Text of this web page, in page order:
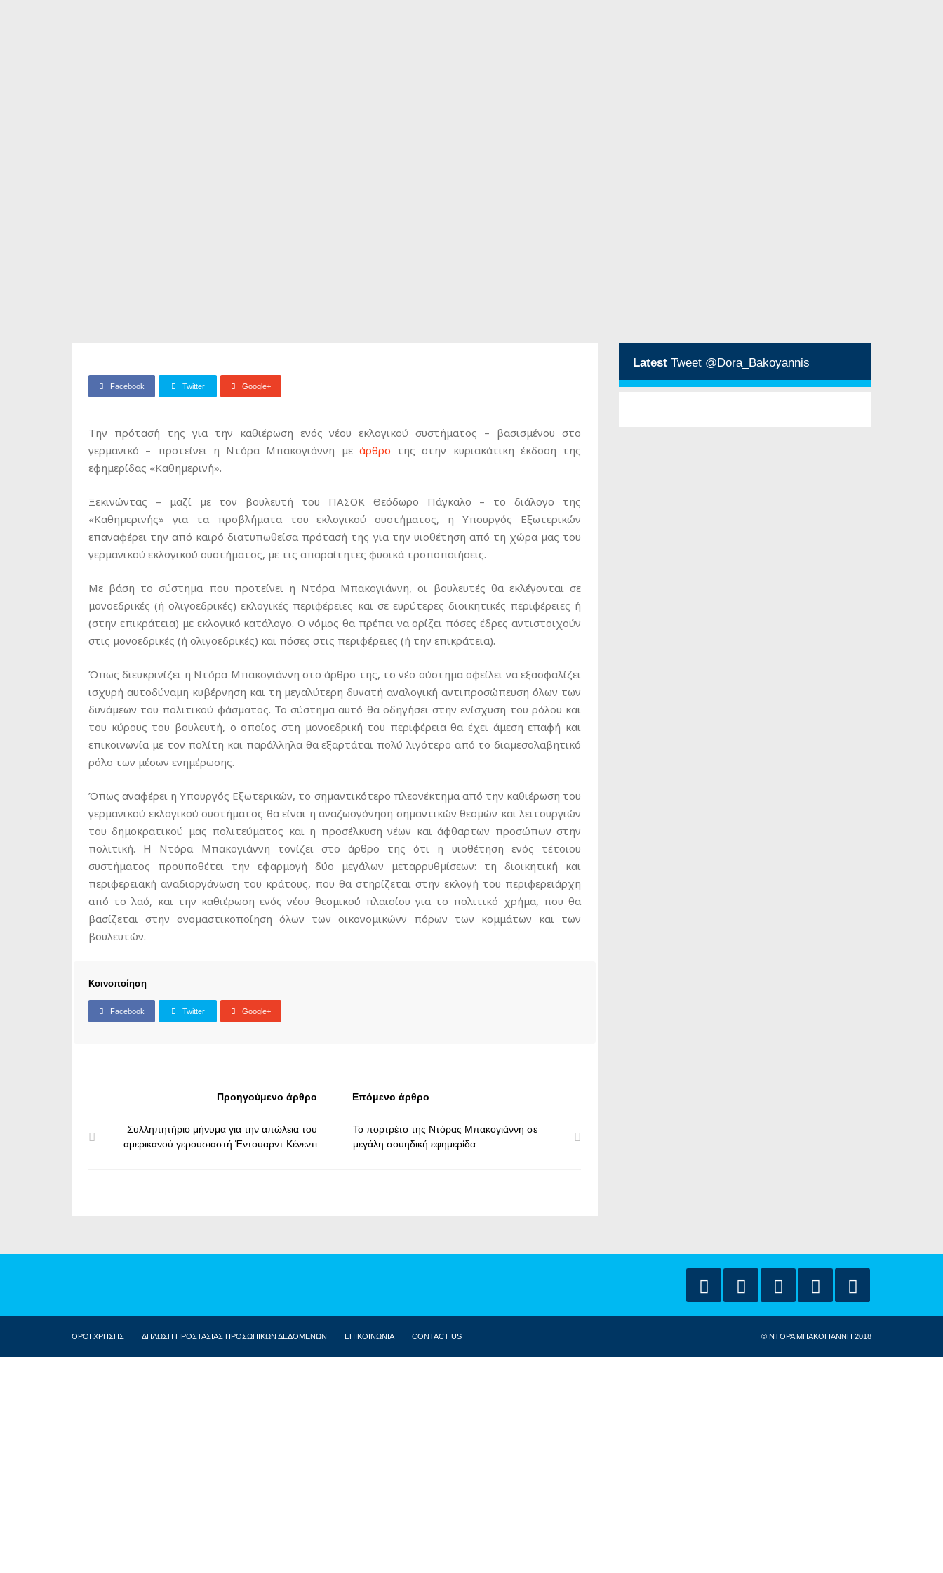
Facebook Twitter Google+
Την πρότασή της για την καθιέρωση ενός νέου εκλογικού συστήματος – βασισμένου στο
γερμανικό – προτείνει η Ντόρα Μπακογιάννη με άρθρο της στην κυριακάτικη έκδοση της
εφημερίδας «Καθημερινή».
Ξεκινώντας – μαζί με τον βουλευτή του ΠΑΣΟΚ Θεόδωρο Πάγκαλο – το διάλογο της
«Καθημερινής» για τα προβλήματα του εκλογικού συστήματος, η Υπουργός Εξωτερικών
επαναφέρει την από καιρό διατυπωθείσα πρότασή της για την υιοθέτηση από τη χώρα μας του
γερμανικού εκλογικού συστήματος, με τις απαραίτητες φυσικά τροποποιήσεις.
Με βάση το σύστημα που προτείνει η Ντόρα Μπακογιάννη, οι βουλευτές θα εκλέγονται σε
μονοεδρικές (ή ολιγοεδρικές) εκλογικές περιφέρειες και σε ευρύτερες διοικητικές περιφέρειες ή
(στην επικράτεια) με εκλογικό κατάλογο. Ο νόμος θα πρέπει να ορίζει πόσες έδρες αντιστοιχούν
στις μονοεδρικές (ή ολιγοεδρικές) και πόσες στις περιφέρειες (ή την επικράτεια).
Όπως διευκρινίζει η Ντόρα Μπακογιάννη στο άρθρο της, το νέο σύστημα οφείλει να εξασφαλίζει
ισχυρή αυτοδύναμη κυβέρνηση και τη μεγαλύτερη δυνατή αναλογική αντιπροσώπευση όλων των
δυνάμεων του πολιτικού φάσματος. Το σύστημα αυτό θα οδηγήσει στην ενίσχυση του ρόλου και
του κύρους του βουλευτή, ο οποίος στη μονοεδρική του περιφέρεια θα έχει άμεση επαφή και
επικοινωνία με τον πολίτη και παράλληλα θα εξαρτάται πολύ λιγότερο από το διαμεσολαβητικό
ρόλο των μέσων ενημέρωσης.
Όπως αναφέρει η Υπουργός Εξωτερικών, το σημαντικότερο πλεονέκτημα από την καθιέρωση του
γερμανικού εκλογικού συστήματος θα είναι η αναζωογόνηση σημαντικών θεσμών και λειτουργιών
του δημοκρατικού μας πολιτεύματος και η προσέλκυση νέων και άφθαρτων προσώπων στην
πολιτική. Η Ντόρα Μπακογιάννη τονίζει στο άρθρο της ότι η υιοθέτηση ενός τέτοιου
συστήματος προϋποθέτει την εφαρμογή δύο μεγάλων μεταρρυθμίσεων: τη διοικητική και
περιφερειακή αναδιοργάνωση του κράτους, που θα στηρίζεται στην εκλογή του περιφερειάρχη
από το λαό, και την καθιέρωση ενός νέου θεσμικού πλαισίου για το πολιτικό χρήμα, που θα
βασίζεται στην ονομαστικοποίηση όλων των οικονομικώνν πόρων των κομμάτων και των
βουλευτών.
Κοινοποίηση
Facebook Twitter Google+
Προηγούμενο άρθρο
Συλληπητήριο μήνυμα για την απώλεια του
αμερικανού γερουσιαστή Έντουαρντ Κένεντι
Επόμενο άρθρο
Το πορτρέτο της Ντόρας Μπακογιάννη σε
μεγάλη σουηδική εφημερίδα
Latest Tweet @Dora_Bakoyannis
ΟΡΟΙ ΧΡΗΣΗΣ ΔΗΛΩΣΗ ΠΡΟΣΤΑΣΙΑΣ ΠΡΟΣΩΠΙΚΩΝ ΔΕΔΟΜΕΝΩΝ ΕΠΙΚΟΙΝΩΝΙΑ CONTACT US © ΝΤΟΡΑ ΜΠΑΚΟΓΙΑΝΝΗ 2018